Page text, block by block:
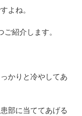
よね。
紹介します。
かりと冷やしてあ
部に当ててあげる